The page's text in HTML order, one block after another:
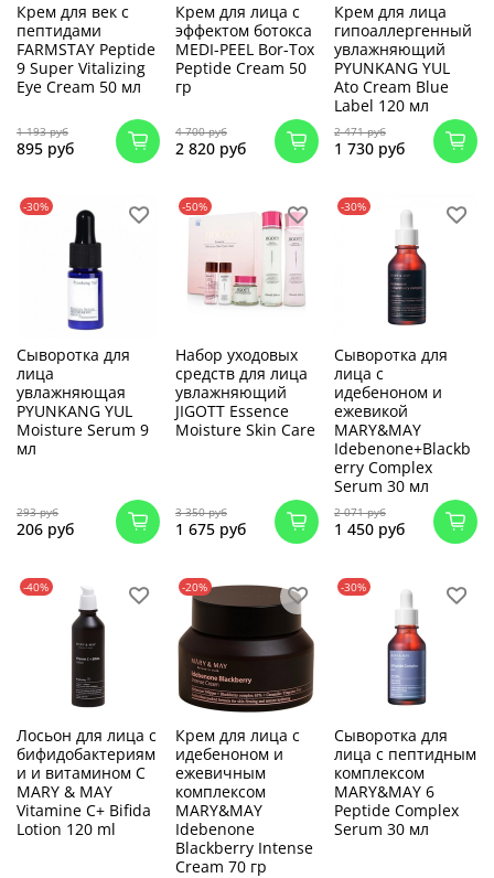
Крем для век с
пептидами
FARMSTAY Peptide
9 Super Vitalizing
Eye Cream 50 мл
1 193 руб
895 руб
Крем для лица с
эффектом ботокса
MEDI-PEEL Bor-Tox
Peptide Cream 50
гр
4 700 руб
2 820 руб
Крем для лица
гипоаллергенный
увлажняющий
PYUNKANG YUL
Ato Cream Blue
Label 120 мл
2 471 руб
1 730 руб
-30%
Сыворотка для
лица
увлажняющая
PYUNKANG YUL
Moisture Serum 9
мл
293 руб
206 руб
-50%
Набор уходовых
средств для лица
увлажняющий
JIGOTT Essence
Moisture Skin Care
3 350 руб
1 675 руб
-30%
Сыворотка для
лица с
идебеноном и
ежевикой
MARY&MAY
Idebenone+Blackb
erry Complex
Serum 30 мл
2 071 руб
1 450 руб
-40%
Лосьон для лица с
бифидобактериям
и и витамином С
MARY & MAY
Vitamine C+ Bifida
Lotion 120 ml
-20%
Крем для лица с
идебеноном и
ежевичным
комплексом
MARY&MAY
Idebenone
Blackberry Intense
Cream 70 гр
-30%
Сыворотка для
лица с пептидным
комплексом
MARY&MAY 6
Peptide Complex
Serum 30 мл